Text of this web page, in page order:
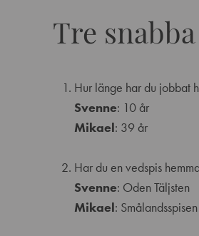
Tre
Hur länge har du jobbat
Svenne: 10 år
Mikael: 39 år
Har du en vedspis
Svenne: Oden Täljsten
Mikael: